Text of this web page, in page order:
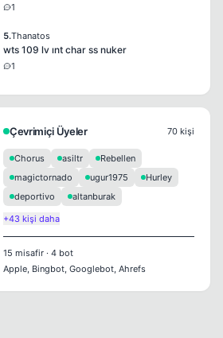
1
5.Thanatos
wts 109 lv ınt char ss nuker
1
Çevrimiçi Üyeler 70 kişi
Chorus asiltr
Rebellen
magictornado
ugur1975
Hurley
deportivo
altanburak
+43 kişi daha
15 misafir · 4 bot
Apple, Bingbot, Googlebot, Ahrefs